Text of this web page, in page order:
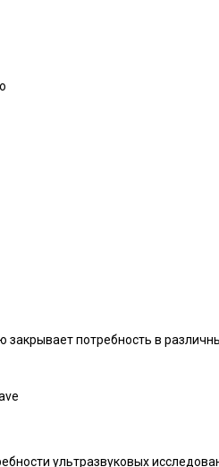
потребность в
ультразвуковых